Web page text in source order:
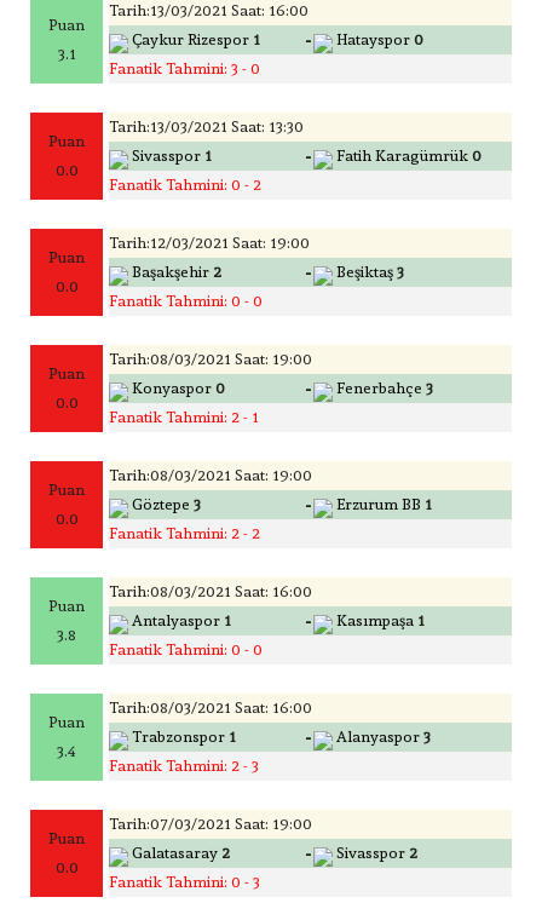
Puan
3.1
Tarih:13/03/2021 Saat: 16:00
Çaykur Rizespor 1 - Hatayspor 0
Fanatik Tahmini: 3 - 0
Puan
0.0
Tarih:13/03/2021 Saat: 13:30
Sivasspor 1 - Fatih Karagümrük 0
Fanatik Tahmini: 0 - 2
Puan
0.0
Tarih:12/03/2021 Saat: 19:00
Başakşehir 2 - Beşiktaş 3
Fanatik Tahmini: 0 - 0
Puan
0.0
Tarih:08/03/2021 Saat: 19:00
Konyaspor 0 - Fenerbahçe 3
Fanatik Tahmini: 2 - 1
Puan
0.0
Tarih:08/03/2021 Saat: 19:00
Göztepe 3 - Erzurum BB 1
Fanatik Tahmini: 2 - 2
Puan
3.8
Tarih:08/03/2021 Saat: 16:00
Antalyaspor 1 - Kasımpaşa 1
Fanatik Tahmini: 0 - 0
Puan
3.4
Tarih:08/03/2021 Saat: 16:00
Trabzonspor 1 - Alanyaspor 3
Fanatik Tahmini: 2 - 3
Puan
0.0
Tarih:07/03/2021 Saat: 19:00
Galatasaray 2 - Sivasspor 2
Fanatik Tahmini: 0 - 3